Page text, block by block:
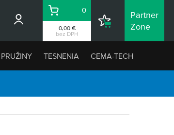
0,00 €
bez DPH
Košík
0
Nákupný
Partner
Zone
PRUŽINY TESNENIA CEMA-TECH